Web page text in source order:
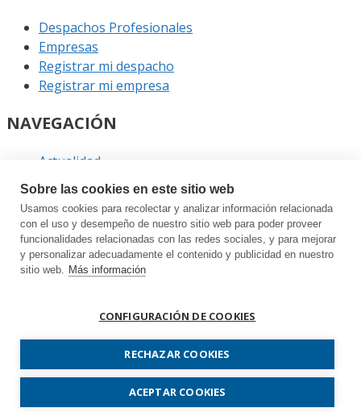
Despachos Profesionales
Empresas
Registrar mi despacho
Registrar mi empresa
NAVEGACIÓN
Actualidad
Podcast
Entrevistas
Eventos
ENLACES
Política de privacidad
Prodespachos.com © 2026 Todos los derechos
reservados
Sobre las cookies en este sitio web
Usamos cookies para recolectar y analizar información relacionada
con el uso y desempeño de nuestro sitio web para poder proveer
funcionalidades relacionadas con las redes sociales, y para mejorar
y personalizar adecuadamente el contenido y publicidad en nuestro
sitio web. Más información
CONFIGURACIÓN DE COOKIES
RECHAZAR COOKIES
ACEPTAR COOKIES